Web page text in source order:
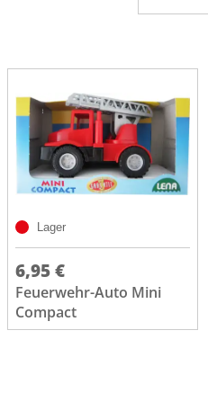
Lager
6,95 €
Feuerwehr-Auto Mini
Compact